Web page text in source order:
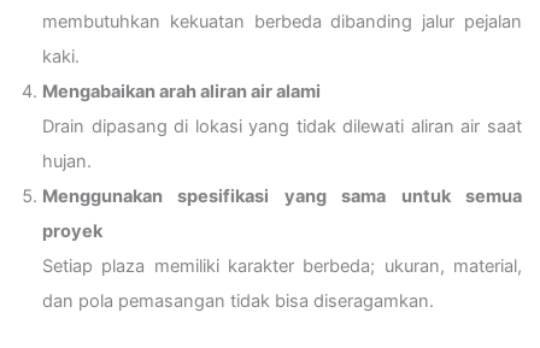
membutuhkan kekuatan berbeda dibanding jalur pejalan
kaki.
Mengabaikan arah aliran air alami
Drain dipasang di lokasi yang tidak dilewati aliran air saat
hujan.
Menggunakan spesifikasi yang sama untuk semua
proyek
Setiap plaza memiliki karakter berbeda; ukuran, material,
dan pola pemasangan tidak bisa diseragamkan.